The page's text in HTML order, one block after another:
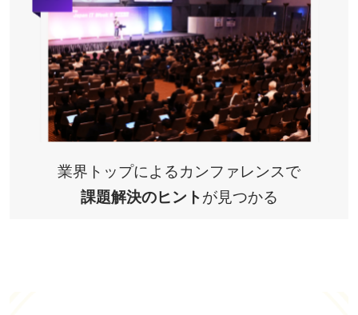
業界トップによるカンファレンスで
課題解決のヒントが見つかる